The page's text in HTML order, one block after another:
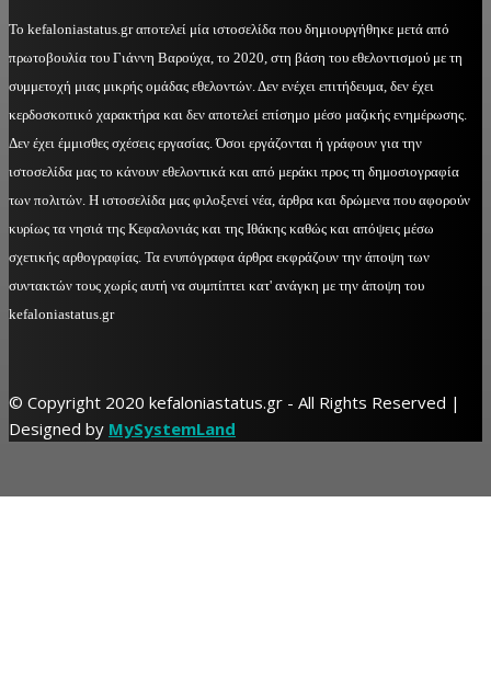
Το kefaloniastatus.gr αποτελεί μία ιστοσελίδα που δημιουργήθηκε μετά από
πρωτοβουλία του Γιάννη Βαρούχα, το 2020, στη βάση του εθελοντισμού με τη
συμμετοχή μιας μικρής ομάδας εθελοντών. Δεν ενέχει επιτήδευμα, δεν έχει
κερδοσκοπικό χαρακτήρα και δεν αποτελεί επίσημο μέσο μαζικής ενημέρωσης.
Δεν έχει έμμισθες σχέσεις εργασίας. Όσοι εργάζονται ή γράφουν για την
ιστοσελίδα μας το κάνουν εθελοντικά και από μεράκι προς τη δημοσιογραφία
των πολιτών. Η ιστοσελίδα μας φιλοξενεί νέα, άρθρα και δρώμενα που αφορούν
κυρίως τα νησιά της Κεφαλονιάς και της Ιθάκης καθώς και απόψεις μέσω
σχετικής αρθογραφίας. Τα ενυπόγραφα άρθρα εκφράζουν την άποψη των
συντακτών τους χωρίς αυτή να συμπίπτει κατ' ανάγκη με την άποψη του
kefaloniastatus.gr
© Copyright 2020 kefaloniastatus.gr - All Rights Reserved |
Designed by MySystemLand